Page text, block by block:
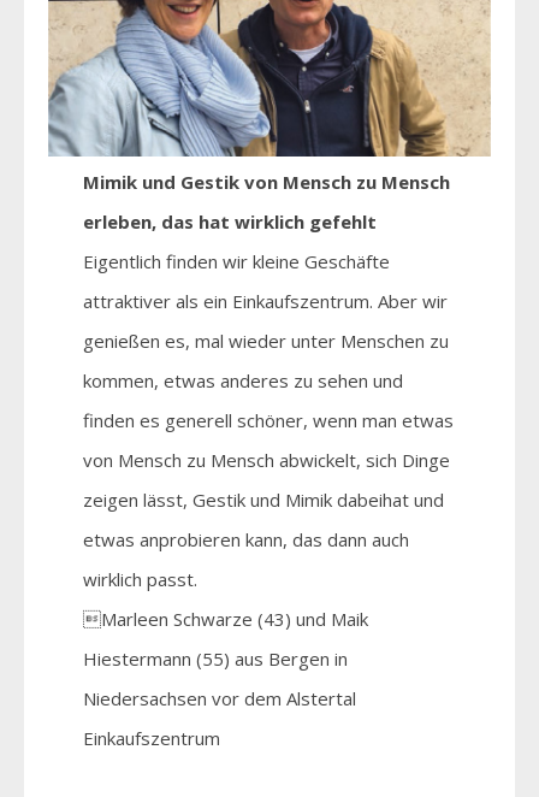
Mimik und Gestik von Mensch zu Mensch
erleben, das hat wirklich gefehlt
Eigentlich finden wir kleine Geschäfte
attraktiver als ein Einkaufszentrum. Aber wir
genießen es, mal wieder unter Menschen zu
kommen, etwas anderes zu sehen und
finden es generell schöner, wenn man etwas
von Mensch zu Mensch abwickelt, sich Dinge
zeigen lässt, Gestik und Mimik dabeihat und
etwas anprobieren kann, das dann auch
wirklich passt.
Marleen Schwarze (43) und Maik
Hiestermann (55) aus Bergen in
Niedersachsen vor dem Alstertal
Einkaufszentrum